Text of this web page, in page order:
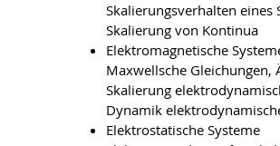
Skalierungsverhalten eines
Skalierung von Kontinua
Elektromagnetische
Maxwellsche
Skalierung
Dynamik
Elektrostatische Systeme